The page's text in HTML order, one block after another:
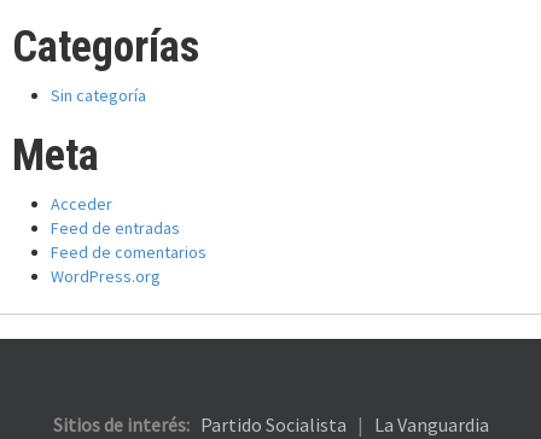
Categorías
Sin categoría
Meta
Acceder
Feed de entradas
Feed de comentarios
WordPress.org
Sitios de interés: Partido Socialista | La Vanguardia